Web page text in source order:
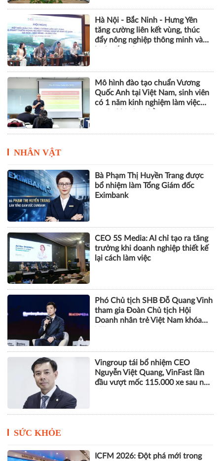
Hà Nội - Bắc Ninh - Hưng Yên
tăng cường liên kết vùng, thúc
đẩy nông nghiệp thông minh và
Mô hình đào tạo chuẩn Vương
Quốc Anh tại Việt Nam, sinh viên
có 1 năm kinh nghiệm làm việc
NHÂN VẬT
Bà Phạm Thị Huyền Trang được
bổ nhiệm làm Tổng Giám đốc
Eximbank
CEO 5S Media: AI chỉ tạo ra tăng
trưởng khi doanh nghiệp thiết kế
lại cách làm việc
Phó Chủ tịch SHB Đỗ Quang Vinh
tham gia Đoàn Chủ tịch Hội
Doanh nhân trẻ Việt Nam khóa
Vingroup tái bổ nhiệm CEO
Nguyễn Việt Quang, VinFast lần
đầu vượt mốc 115.000 xe sau nửa
SỨC KHỎE
ICFM 2026: Đột phá mới trong